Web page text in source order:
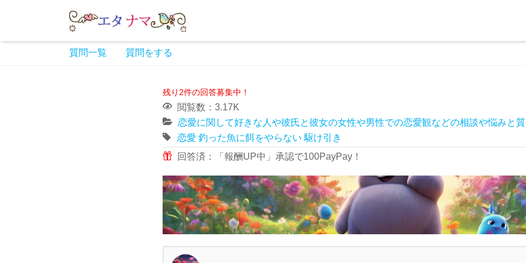
質問一覧 質問をする
残り2件の回答募集中！
閲覧数：3.17K
恋愛に関して好きな人や彼氏と彼女の女性や男性での恋愛観などの相談や悩みと
恋愛 釣った魚に餌をやらない 駆け引き
回答済：「報酬UP中」承認で100PayPay！